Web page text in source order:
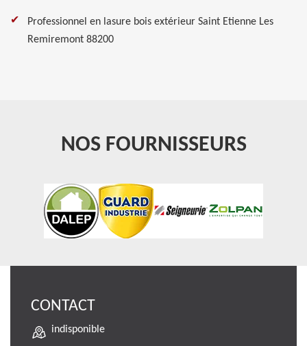
Professionnel en lasure bois extérieur Saint Etienne Les
Remiremont 88200
NOS FOURNISSEURS
CONTACT
indisponible